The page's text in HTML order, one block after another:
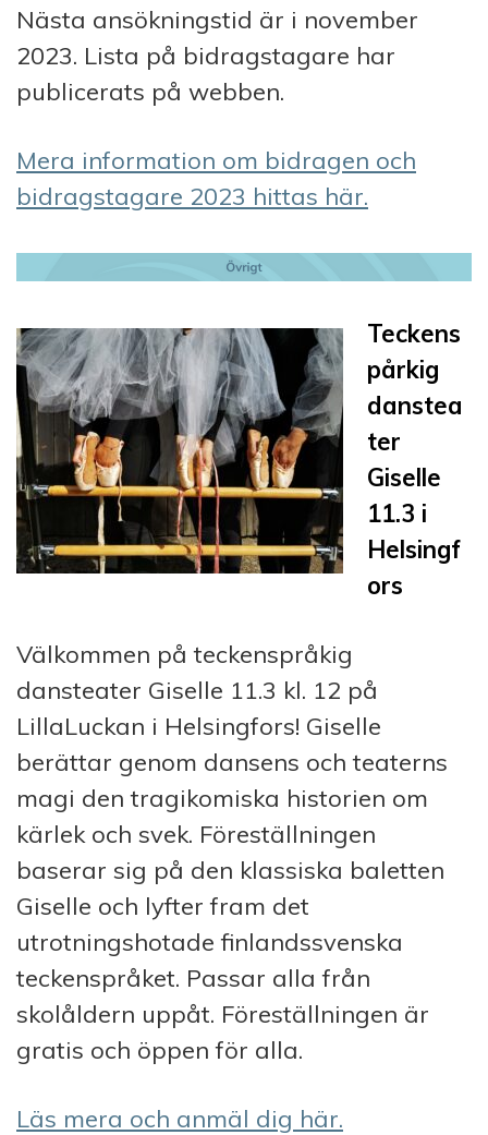
Nästa ansökningstid är i november
2023. Lista på bidragstagare har
publicerats på webben.
Mera information om bidragen och
bidragstagare 2023 hittas här.
Teckens
pårkig
danstea
ter
Giselle
11.3 i
Helsingf
ors
Välkommen på teckenspråkig
dansteater Giselle 11.3 kl. 12 på
LillaLuckan i Helsingfors! Giselle
berättar genom dansens och teaterns
magi den tragikomiska historien om
kärlek och svek. Föreställningen
baserar sig på den klassiska baletten
Giselle och lyfter fram det
utrotningshotade finlandssvenska
teckenspråket. Passar alla från
skolåldern uppåt. Föreställningen är
gratis och öppen för alla.
Läs mera och anmäl dig här.